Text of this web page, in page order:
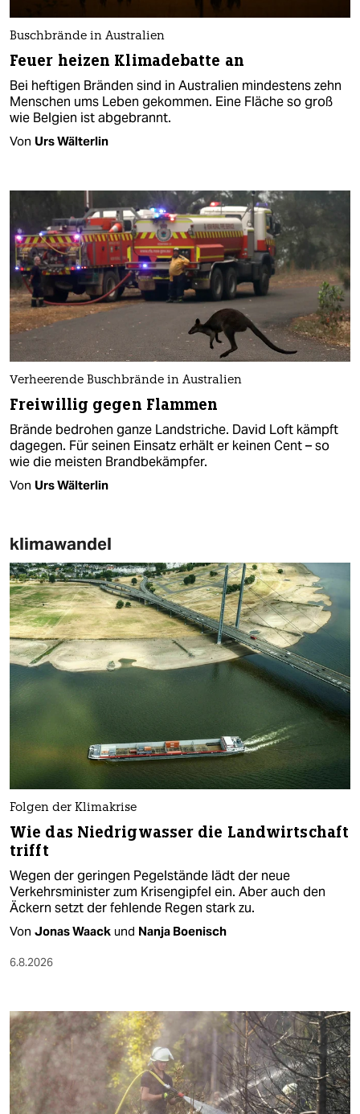
Buschbrände in Australien
Feuer heizen Klimadebatte an
Bei heftigen Bränden sind in Australien mindestens zehn
Menschen ums Leben gekommen. Eine Fläche so groß
wie Belgien ist abgebrannt.
Von Urs Wälterlin
Verheerende Buschbrände in Australien
Freiwillig gegen Flammen
Brände bedrohen ganze Landstriche. David Loft kämpft
dagegen. Für seinen Einsatz erhält er keinen Cent – so
wie die meisten Brandbekämpfer.
Von Urs Wälterlin
klimawandel
Folgen der Klimakrise
Wie das Niedrigwasser die Landwirtschaft
trifft
Wegen der geringen Pegelstände lädt der neue
Verkehrsminister zum Krisengipfel ein. Aber auch den
Äckern setzt der fehlende Regen stark zu.
Von Jonas Waack und Nanja Boenisch
6.8.2026